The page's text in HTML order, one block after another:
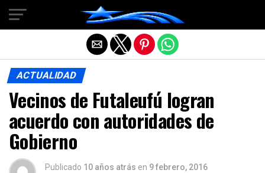
ACTUALIDAD
Vecinos de Futaleufú logran
acuerdo con autoridades de
Gobierno
Publicado 10 años atrás en 9 febrero, 2016
Salir de la versión móvil